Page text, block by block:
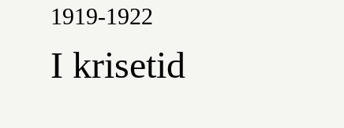
1919-1922
I krisetid